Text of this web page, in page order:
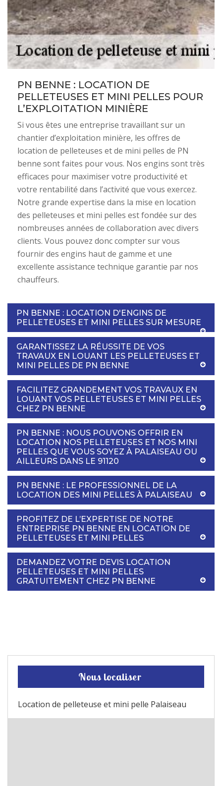
PN BENNE : LOCATION DE
PELLETEUSES ET MINI PELLES POUR
L’EXPLOITATION MINIÈRE
Si vous êtes une entreprise travaillant sur un
chantier d’exploitation minière, les offres de
location de pelleteuses et de mini pelles de PN
benne sont faites pour vous. Nos engins sont très
efficaces pour maximiser votre productivité et
votre rentabilité dans l’activité que vous exercez.
Notre grande expertise dans la mise en location
des pelleteuses et mini pelles est fondée sur des
nombreuses années de collaboration avec divers
clients. Vous pouvez donc compter sur vous
fournir des engins haut de gamme et une
excellente assistance technique garantie par nos
chauffeurs.
PN BENNE : LOCATION D'ENGINS DE
PELLETEUSES ET MINI PELLES SUR MESURE
GARANTISSEZ LA RÉUSSITE DE VOS
TRAVAUX EN LOUANT LES PELLETEUSES ET
MINI PELLES DE PN BENNE
FACILITEZ GRANDEMENT VOS TRAVAUX EN
LOUANT VOS PELLETEUSES ET MINI PELLES
CHEZ PN BENNE
PN BENNE : NOUS POUVONS OFFRIR EN
LOCATION NOS PELLETEUSES ET NOS MINI
PELLES QUE VOUS SOYEZ À PALAISEAU OU
AILLEURS DANS LE 91120
PN BENNE : LE PROFESSIONNEL DE LA
LOCATION DES MINI PELLES À PALAISEAU
PROFITEZ DE L’EXPERTISE DE NOTRE
ENTREPRISE PN BENNE EN LOCATION DE
PELLETEUSES ET MINI PELLES
DEMANDEZ VOTRE DEVIS LOCATION
PELLETEUSES ET MINI PELLES
GRATUITEMENT CHEZ PN BENNE
Nous localiser
Location de pelleteuse et mini pelle Palaiseau